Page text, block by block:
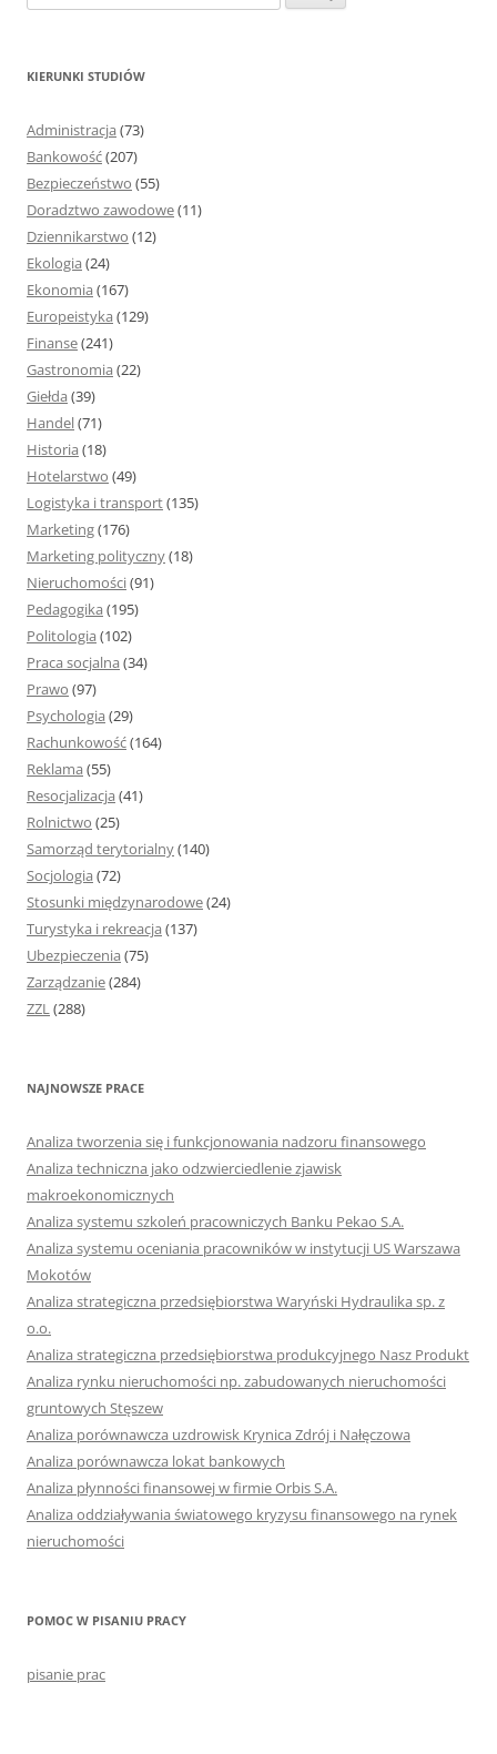
z
KIERUNKI STUDIÓW
Administracja (73)
Bankowość(207)
Bezpieczeństwo (55)
Doradztwo zawodowe(11)
Dziennikarstwo (12)
Ekologia (24)
Ekonomia (167)
Europeistyka (129)
Finanse(241)
Gastronomia (22)
Giełda (39)
Handel(71)
Historia (18)
Hotelarstwo (49)
Logistyka i transport(135)
Marketing(176)
Marketing polityczny(18)
Nieruchomości(91)
Pedagogika (195)
Politologia (102)
Praca socjalna (34)
Prawo (97)
Psychologia (29)
Rachunkowość(164)
Reklama (55)
Resocjalizacja (41)
Rolnictwo (25)
Samorząd terytorialny(140)
Socjologia (72)
Stosunki międzynarodowe(24)
Turystyka i rekreacja (137)
Ubezpieczenia (75)
Zarządzanie(284)
ZZL(288)
NAJNOWSZE PRACE
Analiza tworzenia się i funkcjonowania nadzoru finansowego
Analiza techniczna jako odzwierciedlenie zjawisk
makroekonomicznych
Analiza systemu szkoleń pracowniczych Banku Pekao S.A.
Analiza systemu oceniania pracowników w instytucji US Warszawa
Mokotów
Analiza strategiczna przedsiębiorstwa Waryński Hydraulika sp. z
o.o.
Analiza strategiczna przedsiębiorstwa produkcyjnego Nasz Produkt
Analiza rynku nieruchomości np. zabudowanych nieruchomości
gruntowych Stęszew
Analiza porównawcza uzdrowisk Krynica Zdrój i Nałęczowa
Analiza porównawcza lokat bankowych
Analiza płynności finansowej w firmie Orbis S.A.
Analiza oddziaływania światowego kryzysu finansowego na rynek
nieruchomości
POMOC W PISANIU PRACY
pisanie prac